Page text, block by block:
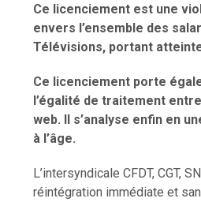
Ce licenciement est une
envers l’ensemble des
Télévisions, portant
Ce licenciement porte
l’égalité de traitement
web. Il s’analyse enfin en
à l’âge.
L’intersyndicale CFDT, CGT,
réintégration immédiate et